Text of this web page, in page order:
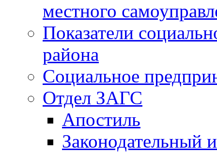
местного
Показатели
района
Социальное
Отдел ЗАГС
Апостиль
Законодательный